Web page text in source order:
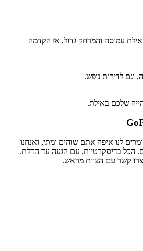
עמוסה והמרחק גדול, אז הקדמה
וגם לדירות נופש.
שלכם באילת.
לנו איפה אתם שוהים ומתי, ואנחנו
הכל בדיסקרטיות, עם הגעה עד הדלת.
קשר עם הצוות מראש.